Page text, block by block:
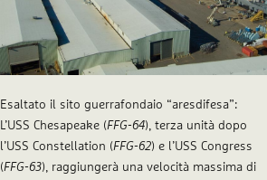
Esaltato il sito guerrafondaio “aresdifesa”:
L’USS Chesapeake (FFG-64), terza unità dopo
l’USS Constellation (FFG-62) e l’USS Congress
(FFG-63), raggiungerà una velocità massima di